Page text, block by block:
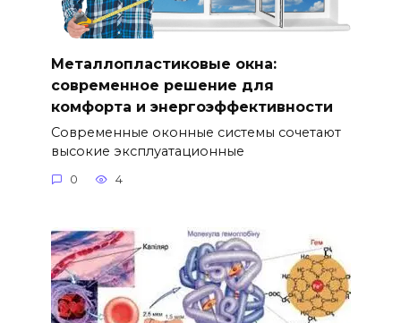
Металлопластиковые окна:
современное решение для
комфорта и энергоэффективности
Современные оконные системы сочетают
высокие эксплуатационные
0 4